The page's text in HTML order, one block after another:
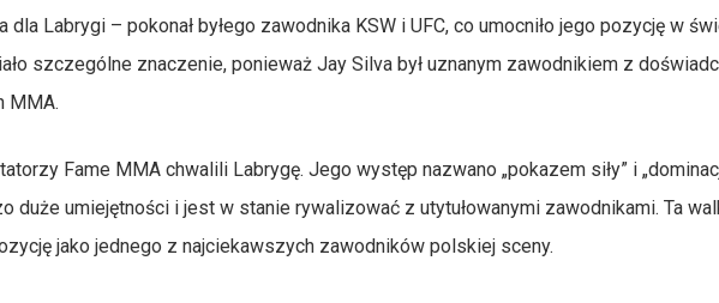
dla Labrygi – pokonał byłego zawodnika KSW i UFC, co umocniło jego pozycję w
szczególne znaczenie, ponieważ Jay Silva był uznanym zawodnikiem z
MMA.
Fame MMA chwalili Labrygę. Jego występ nazwano „pokazem siły” i
duże umiejętności i jest w stanie rywalizować z utytułowanymi zawodnikami. Ta
jako jednego z najciekawszych zawodników polskiej sceny.